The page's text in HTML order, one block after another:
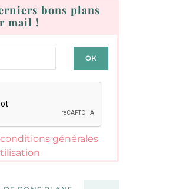
bons plans
mail !
conditions générales